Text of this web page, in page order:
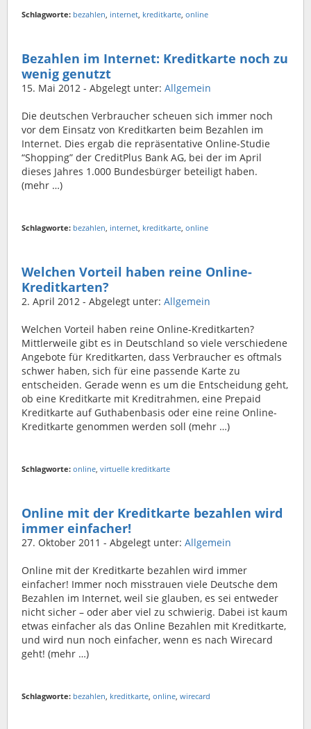
Schlagworte: bezahlen, internet, kreditkarte, online
Bezahlen im Internet: Kreditkarte noch zu
wenig genutzt
15. Mai 2012 - Abgelegt unter: Allgemein
Die deutschen Verbraucher scheuen sich immer noch
vor dem Einsatz von Kreditkarten beim Bezahlen im
Internet. Dies ergab die repräsentative Online-Studie
“Shopping” der CreditPlus Bank AG, bei der im April
dieses Jahres 1.000 Bundesbürger beteiligt haben.
(mehr …)
Schlagworte: bezahlen, internet, kreditkarte, online
Welchen Vorteil haben reine Online-
Kreditkarten?
2. April 2012 - Abgelegt unter: Allgemein
Welchen Vorteil haben reine Online-Kreditkarten?
Mittlerweile gibt es in Deutschland so viele verschiedene
Angebote für Kreditkarten, dass Verbraucher es oftmals
schwer haben, sich für eine passende Karte zu
entscheiden. Gerade wenn es um die Entscheidung geht,
ob eine Kreditkarte mit Kreditrahmen, eine Prepaid
Kreditkarte auf Guthabenbasis oder eine reine Online-
Kreditkarte genommen werden soll (mehr …)
Schlagworte: online, virtuelle kreditkarte
Online mit der Kreditkarte bezahlen wird
immer einfacher!
27. Oktober 2011 - Abgelegt unter: Allgemein
Online mit der Kreditkarte bezahlen wird immer
einfacher! Immer noch misstrauen viele Deutsche dem
Bezahlen im Internet, weil sie glauben, es sei entweder
nicht sicher – oder aber viel zu schwierig. Dabei ist kaum
etwas einfacher als das Online Bezahlen mit Kreditkarte,
und wird nun noch einfacher, wenn es nach Wirecard
geht! (mehr …)
Schlagworte: bezahlen, kreditkarte, online, wirecard